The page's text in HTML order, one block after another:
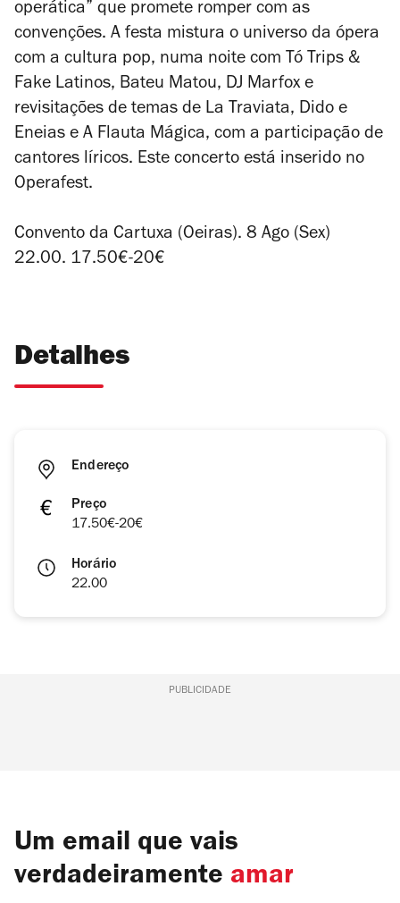
operática” que promete romper com as
convenções. A festa mistura o universo da ópera
com a cultura pop, numa noite com Tó Trips &
Fake Latinos, Bateu Matou, DJ Marfox e
revisitações de temas de La Traviata, Dido e
Eneias e A Flauta Mágica, com a participação de
cantores líricos. Este concerto está inserido no
Operafest.
Convento da Cartuxa (Oeiras). 8 Ago (Sex)
22.00. 17.50€-20€
Detalhes
Endereço
Preço
17.50€-20€
Horário
22.00
PUBLICIDADE
Um email que vais
verdadeiramente amar